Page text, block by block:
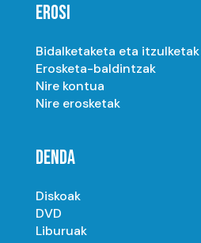
EROSI
Bidalketaketa eta itzulketak
Erosketa-baldintzak
Nire kontua
Nire erosketak
DENDA
Diskoak
DVD
Liburuak